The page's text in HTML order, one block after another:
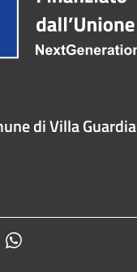
di Villa Guardia